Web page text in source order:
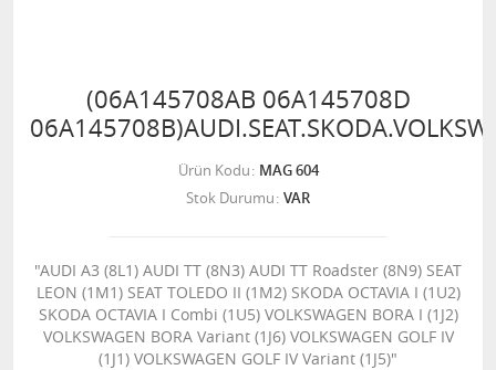
(06A145708AB 06A145708D
Ürün Kodu MAG 604
Stok Durumu VAR
"AUDI A3 (8L1) AUDI TT (8N3) AUDI TT Roadster (8N9) SEAT
LEON (1M1) SEAT TOLEDO II (1M2) SKODA OCTAVIA I (1U2)
SKODA OCTAVIA I Combi (1U5) VOLKSWAGEN BORA I (1J2)
VOLKSWAGEN BORA Variant (1J6) VOLKSWAGEN GOLF IV
(1J1) VOLKSWAGEN GOLF IV Variant (1J5)"